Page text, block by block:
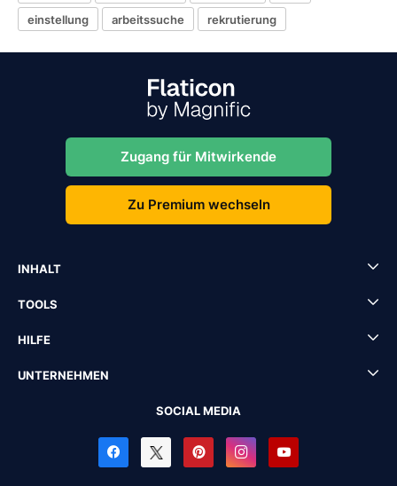
einstellung
arbeitssuche rekrutierung
Zugang für Mitwirkende
Zu Premium wechseln
INHALT
TOOLS
HILFE
UNTERNEHMEN
SOCIAL MEDIA